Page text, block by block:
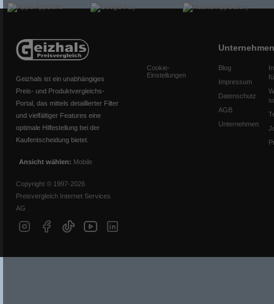
Geizhals ist ein unabhängiges
Preis- und Produktvergleichs-
Portal, das mittels detaillierter Filter
und vielfältiger Features eine
optimale Hilfestellung bei der
Kaufentscheidung bietet.
Ansicht wählen: Mobile
Copyright © 1997-2026
Preisvergleich Internet Services
AG
Cookie-
Einstellungen
Unternehmen
Blog
Impressum
Datenschutz
AGB
Unternehmen